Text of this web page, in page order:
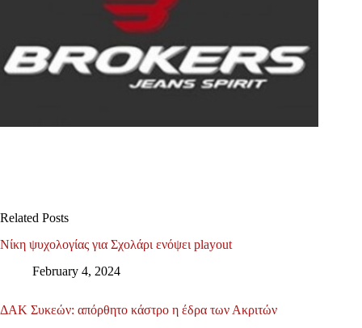
Related Posts
Νίκη ψυχολογίας για Σχολάρι ενόψει playout
February 4, 2024
ΔΑΚ Συκεών: απόρθητο κάστρο η έδρα των Ακριτών